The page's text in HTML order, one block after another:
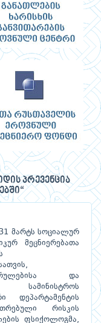
პრევენცია
მარტს სოციალურ
მეცნიერებათა
და
სამინისტროს
დეპარტამენტის
რისკის
ფსიქოლოგმა,